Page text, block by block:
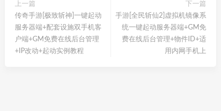
上一篇
传奇手游[极致斩神]一键起动
服务器端+配套设施双手机客
户端+GM免费在线后台管理
+IP改动+起动实例教程
下一篇
手游[全民斩仙2]虚拟机镜像系
统一键起动服务器端+GM免
费在线后台管理+物件ID+适
用内网手机上